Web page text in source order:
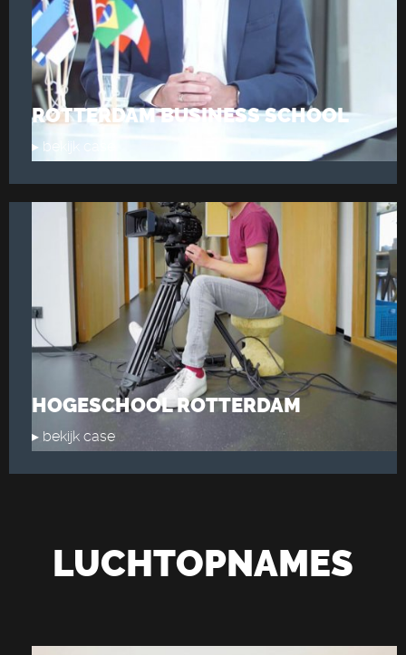
ROTTERDAM BUSINESS SCHOOL
▸ bekijk case
HOGESCHOOL ROTTERDAM
▸ bekijk case
LUCHTOPNAMES